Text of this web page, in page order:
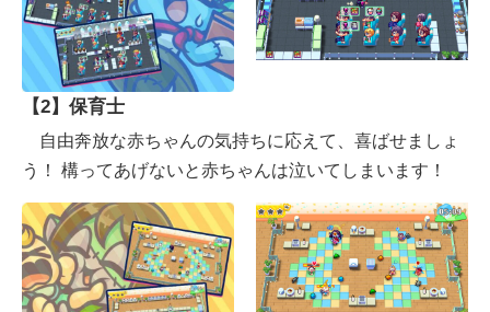
【2】保育士
自由奔放な赤ちゃんの気持ちに応えて、喜ばせましょ
う！ 構ってあげないと赤ちゃんは泣いてしまいます！